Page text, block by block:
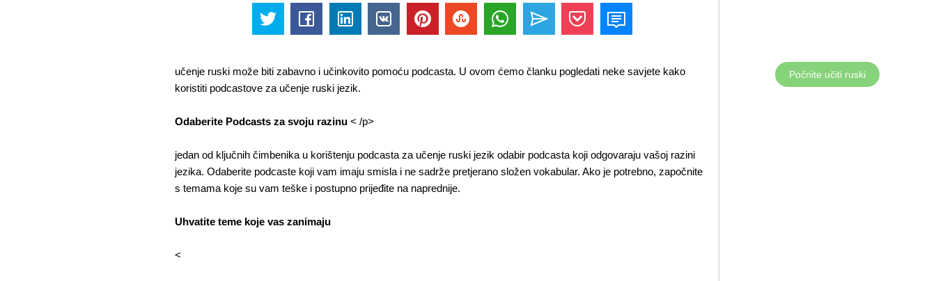
učenje ruski može biti zabavno i učinkovito pomoću podcasta. U ovom ćemo članku pogledati neke savjete kako
koristiti podcastove za učenje ruski jezik.
Odaberite Podcasts za svoju razinu < /p>
jedan od ključnih čimbenika u korištenju podcasta za učenje ruski jezik odabir podcasta koji odgovaraju vašoj razini
jezika. Odaberite podcaste koji vam imaju smisla i ne sadrže pretjerano složen vokabular. Ako je potrebno, započnite
s temama koje su vam teške i postupno prijeđite na naprednije.
Uhvatite teme koje vas zanimaju
<
Počnite učiti ruski